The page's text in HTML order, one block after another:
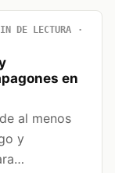
DE LECTURA
en
al menos
y